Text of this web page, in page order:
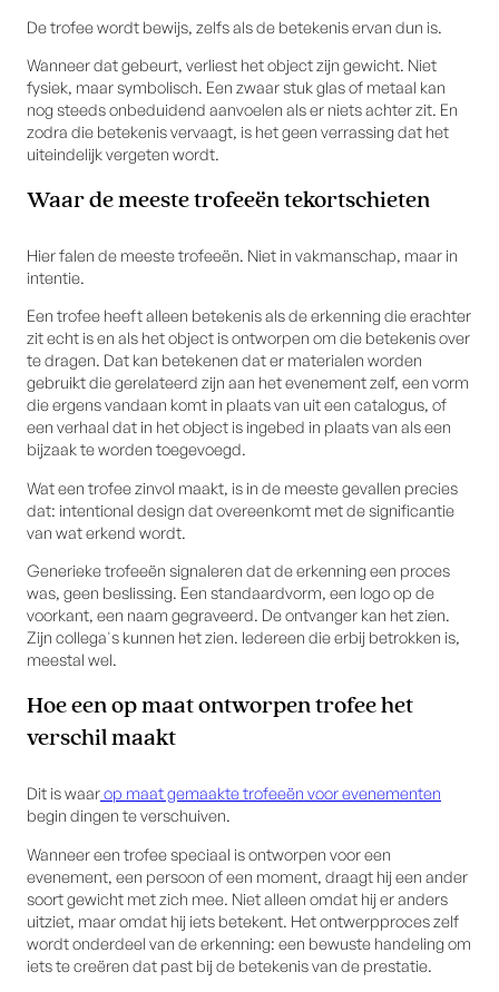
De trofee wordt bewijs, zelfs als de betekenis ervan dun is.
Wanneer dat gebeurt, verliest het object zijn gewicht. Niet
fysiek, maar symbolisch. Een zwaar stuk glas of metaal kan
nog steeds onbeduidend aanvoelen als er niets achter zit. En
zodra die betekenis vervaagt, is het geen verrassing dat het
uiteindelijk vergeten wordt.
Waar de meeste trofeeën tekortschieten
Hier falen de meeste trofeeën. Niet in vakmanschap, maar in
intentie.
Een trofee heeft alleen betekenis als de erkenning die erachter
zit echt is en als het object is ontworpen om die betekenis over
te dragen. Dat kan betekenen dat er materialen worden
gebruikt die gerelateerd zijn aan het evenement zelf, een vorm
die ergens vandaan komt in plaats van uit een catalogus, of
een verhaal dat in het object is ingebed in plaats van als een
bijzaak te worden toegevoegd.
Wat een trofee zinvol maakt, is in de meeste gevallen precies
dat: intentional design dat overeenkomt met de significantie
van wat erkend wordt.
Generieke trofeeën signaleren dat de erkenning een proces
was, geen beslissing. Een standaardvorm, een logo op de
voorkant, een naam gegraveerd. De ontvanger kan het zien.
Zijn collega's kunnen het zien. Iedereen die erbij betrokken is,
meestal wel.
Hoe een op maat ontworpen trofee het
verschil maakt
Dit is waarop maat gemaakte trofeeën voor evenementen
begin dingen te verschuiven.
Wanneer een trofee speciaal is ontworpen voor een
evenement, een persoon of een moment, draagt hij een ander
soort gewicht met zich mee. Niet alleen omdat hij er anders
uitziet, maar omdat hij iets betekent. Het ontwerpproces zelf
wordt onderdeel van de erkenning: een bewuste handeling om
iets te creëren dat past bij de betekenis van de prestatie.